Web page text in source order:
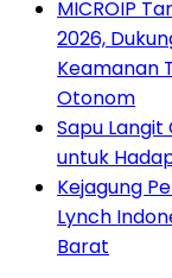
MICROIP
2026,
Keamanan
Otonom
Sapu
untuk
Kejagung
Lynch
Barat